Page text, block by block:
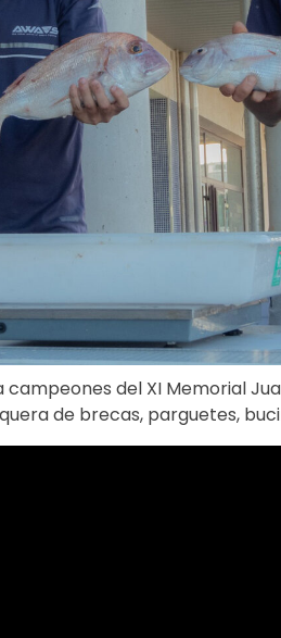
del XI Memorial
de brecas, parguetes,